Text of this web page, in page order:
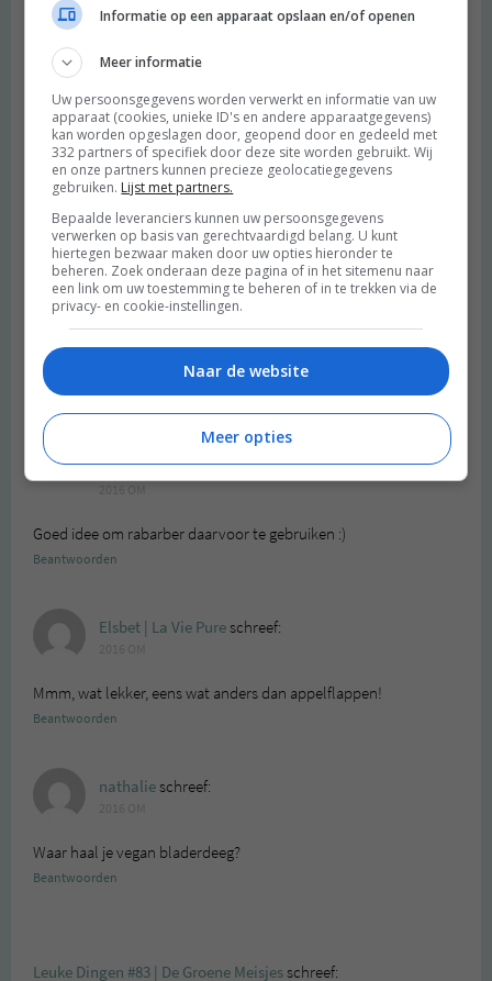
Beantwoorden
2016 OM
Ziet er lekker uit! Waar koop je dat deeg?
Beantwoorden
Huldra schreef:
2016 OM
Eigenlijk wilde ik wachten met rabarber trekken tot maandag om
dan een middag de keuken in te gaan om compote te maken.
Maar ik denk dat ik nu niet kan wachten en morgen de eerste
stengels trek. Ziet er er lekker uit!
Beantwoorden
Susanneschreef:
2016 OM
Goed idee om rabarber daarvoor te gebruiken :)
Beantwoorden
Elsbet | La Vie Pureschreef:
Mmm, wat lekker, eens wat anders dan appelflappen!
Beantwoorden
nathalieschreef:
Waar haal je vegan bladerdeeg?
Beantwoorden
Leuke Dingen #83 | De Groene Meisjesschreef:
Informatie op een apparaat opslaan en/of openen
Meer informatie
Uw persoonsgegevens worden verwerkt en informatie van uw
apparaat (cookies, unieke ID's en andere apparaatgegevens)
kan worden opgeslagen door, geopend door en gedeeld met
332 partners of specifiek door deze site worden gebruikt. Wij
en onze partners kunnen precieze geolocatiegegevens
gebruiken. Lijst met partners.
Bepaalde leveranciers kunnen uw persoonsgegevens
verwerken op basis van gerechtvaardigd belang. U kunt
hiertegen bezwaar maken door uw opties hieronder te
beheren. Zoek onderaan deze pagina of in het sitemenu naar
een link om uw toestemming te beheren of in te trekken via de
privacy- en cookie-instellingen.
Naar de website
Meer opties